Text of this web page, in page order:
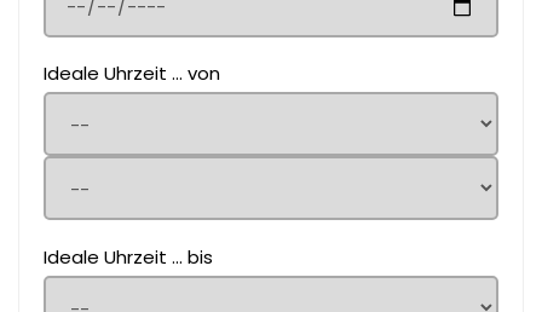
Ideale Uhrzeit ... von
Ideale Uhrzeit ... bis